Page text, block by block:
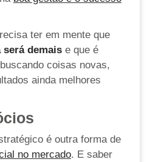
ter em mente que
demais e que é
coisas novas,
ainda melhores
é outra forma de
no mercado. E saber